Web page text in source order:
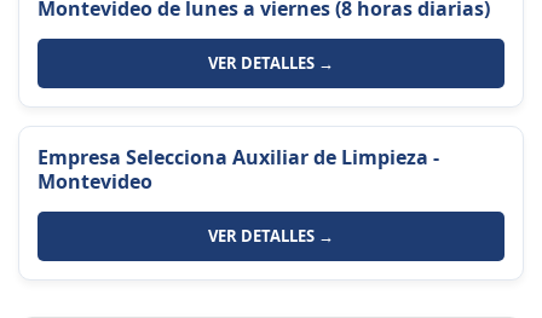
Montevideo de lunes a viernes (8 horas diarias)
VER DETALLES →
Empresa Selecciona Auxiliar de Limpieza -
Montevideo
VER DETALLES →